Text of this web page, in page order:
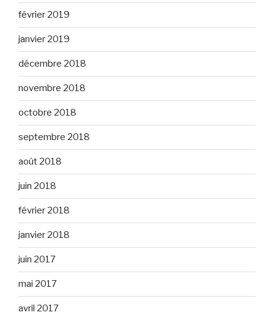
février 2019
janvier 2019
décembre 2018
novembre 2018
octobre 2018
septembre 2018
août 2018
juin 2018
février 2018
janvier 2018
juin 2017
mai 2017
avril 2017